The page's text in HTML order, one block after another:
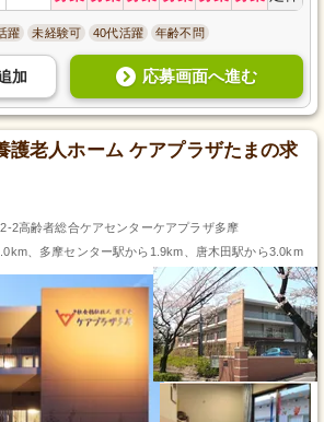
躍 未経験可 40代活躍 年齢不問
加 応募画面へ進む
護老人ホーム ケアプラザたまの求
2高齢者総合ケアセンターケアプラザ多摩
、多摩センター駅から1.9km、唐木田駅から3.0km